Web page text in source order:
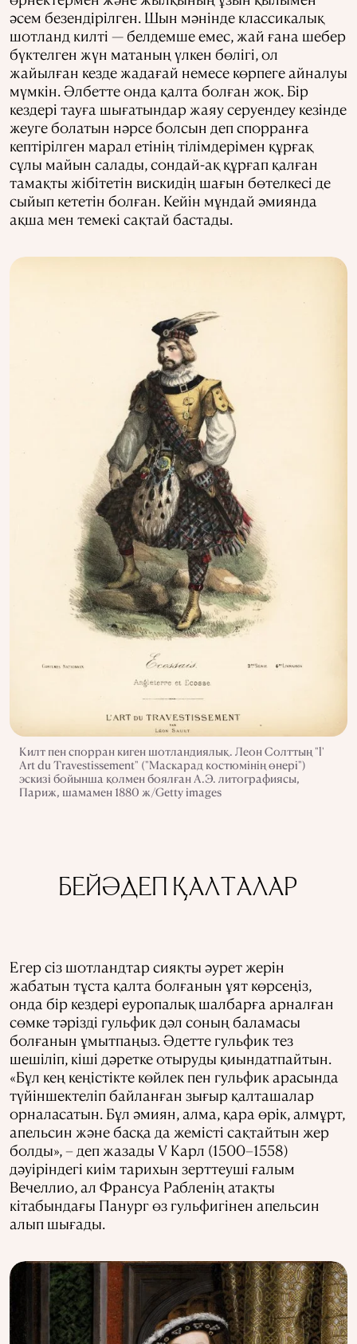
әсем безендірілген. Шын мәнінде классикалық
шотланд килті — белдемше емес, жай ғана шебер
бүктелген жүн матаның үлкен бөлігі, ол
жайылған кезде жадағай немесе көрпеге айналуы
мүмкін. Әлбетте онда қалта болған жоқ. Бір
кездері тауға шығатындар жаяу серуендеу кезінде
жеуге болатын нәрсе болсын деп спорранға
кептірілген марал етінің тілімдерімен құрғақ
сұлы майын салады, сондай-ақ құрғап қалған
тамақты жібітетін вискидің шағын бөтелкесі де
сыйып кететін болған. Кейін мұндай әмиянда
ақша мен темекі сақтай бастады.
Килт пен спорран киген шотландиялық. Леон Солттың "l'
Art du Travestissement" ("Маскарад костюмінің өнері")
эскизі бойынша қолмен боялған А.Э. литографиясы,
Париж, шамамен 1880 ж/Getty images
БЕЙӘДЕП ҚАЛТАЛАР
Егер сіз шотландтар сияқты әурет жерін
жабатын тұста қалта болғанын ұят көрсеңіз,
онда бір кездері еуропалық шалбарға арналған
сөмке тәрізді гульфик дәл соның баламасы
болғанын ұмытпаңыз. Әдетте гульфик тез
шешіліп, кіші дәретке отыруды қиындатпайтын.
«Бұл кең кеңістікте көйлек пен гульфик арасында
түйіншектеліп байланған зығыр қалташалар
орналасатын. Бұл әмиян, алма, қара өрік, алмұрт,
апельсин және басқа да жемісті сақтайтын жер
болды», – деп жазады V Карл (1500–1558)
дәуіріндегі киім тарихын зерттеуші ғалым
Вечеллио, ал Франсуа Рабленің атақты
кітабындағы Панург өз гульфигінен апельсин
алып шығады.